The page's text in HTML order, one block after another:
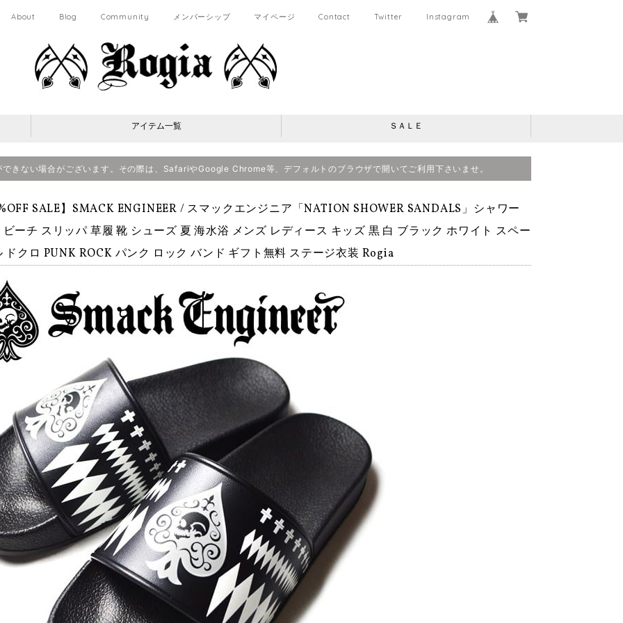
About Blog Community メンバーシップ マイページ Contact Twitter Instagram
アイテム一覧 ＳＡＬＥ
きない場合がございます。その際は、SafariやGoogle Chrome等、デフォルトのブラウザで開いてご利用下さいませ。
SALE】SMACK ENGINEER / スマックエンジニア「NATION SHOWER SANDALS」シャワー
ーチ スリッパ 草履 靴 シューズ 夏 海水浴 メンズ レディース キッズ 黒 白 ブラック ホワイト スペー
ドクロ PUNK ROCK パンク ロック バンド ギフト無料 ステージ衣装 Rogia